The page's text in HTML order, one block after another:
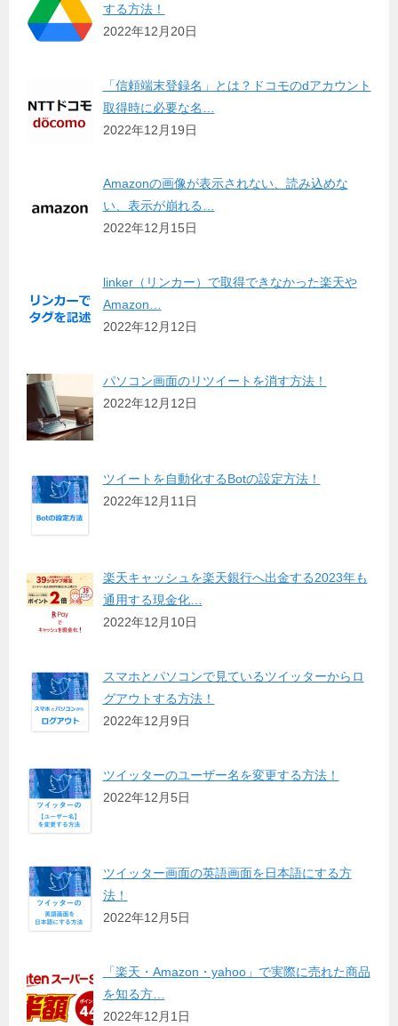
する方法！
2022年12月20日
「信頼端末登録名」とは？ドコモのdアカウント
取得時に必要な名…
2022年12月19日
Amazonの画像が表示されない、読み込めな
い、表示が崩れる…
2022年12月15日
linker（リンカー）で取得できなかった楽天や
Amazon…
2022年12月12日
パソコン画面のリツイートを消す方法！
2022年12月12日
ツイートを自動化するBotの設定方法！
2022年12月11日
楽天キャッシュを楽天銀行へ出金する2023年も
通用する現金化…
2022年12月10日
スマホとパソコンで見ているツイッターからロ
グアウトする方法！
2022年12月9日
ツイッターのユーザー名を変更する方法！
2022年12月5日
ツイッター画面の英語画面を日本語にする方
法！
2022年12月5日
「楽天・Amazon・yahoo」で実際に売れた商品
を知る方…
2022年12月1日